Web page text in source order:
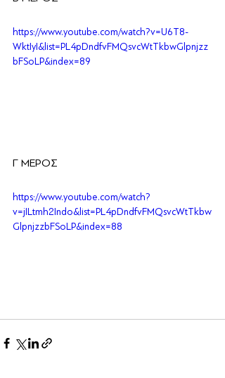
https://www.youtube.com/watch?v=U6T8-
WktIyI&list=PL4pDndfvFMQsvcWtTkbwGlpnjzz
bFSoLP&index=89
Γ ΜΕΡΟΣ
https://www.youtube.com/watch?
v=jILtmh2Indo&list=PL4pDndfvFMQsvcWtTkbw
GlpnjzzbFSoLP&index=88